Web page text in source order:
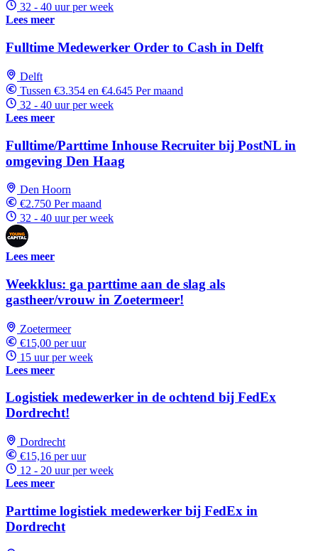
32 - 40 uur per week
Lees meer
Fulltime Medewerker Order to Cash in Delft
Delft
Tussen €3.354 en €4.645 Per maand
32 - 40 uur per week
Lees meer
Fulltime/Parttime Inhouse Recruiter bij PostNL in
omgeving Den Haag
Den Hoorn
€2.750 Per maand
32 - 40 uur per week
Lees meer
Weekklus: ga parttime aan de slag als
gastheer/vrouw in Zoetermeer!
Zoetermeer
€15,00 per uur
15 uur per week
Lees meer
Logistiek medewerker in de ochtend bij FedEx
Dordrecht!
Dordrecht
€15,16 per uur
12 - 20 uur per week
Lees meer
Parttime logistiek medewerker bij FedEx in
Dordrecht